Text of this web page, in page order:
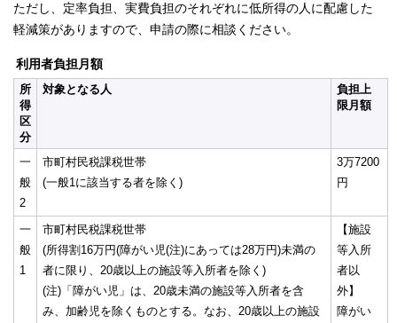
ただし、定率負担、実費負担のそれぞれに低所得の人に配慮した
軽減策がありますので、申請の際に相談ください。
利用者負担月額
所
得
区
分
対象となる人
負担上
限月額
一
般
2
市町村民税課税世帯
(一般1に該当する者を除く)
3万7200
円
一
般
1
市町村民税課税世帯
(所得割16万円(障がい児(注)にあっては28万円)未満の
者に限り、20歳以上の施設等入所者を除く)
(注)「障がい児」は、20歳未満の施設等入所者を含
み、加齢児を除くものとする。なお、20歳以上の施設
【施設
等入所
者以
外】
障がい